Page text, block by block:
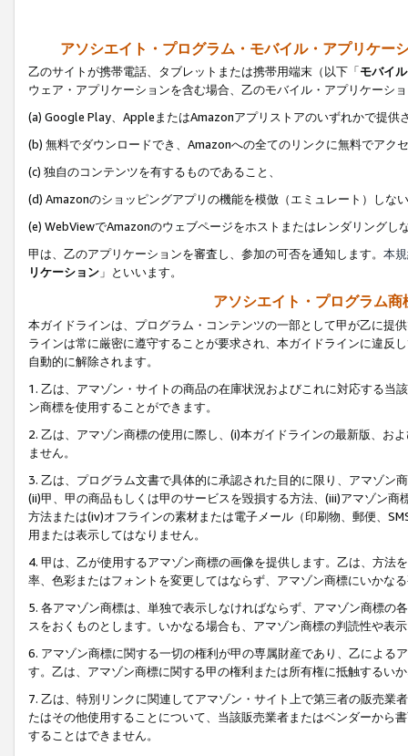
アソシエイト・プログラム・モバイル・アプリケー
乙のサイトが携帯電話、タブレットまたは携帯用端末（以下「モバイ
ウェア・アプリケーションを含む場合、乙のモバイル・アプリケーシ
(a) Google Play、AppleまたはAmazonアプリストアのいずれかで提供
(b) 無料でダウンロードでき、Amazonへの全てのリンクに無料でアク
(c) 独自のコンテンツを有するものであること、
(d) Amazonのショッピングアプリの機能を模倣（エミュレート）しな
(e) WebViewでAmazonのウェブページをホストまたはレンダリングし
甲は、乙のアプリケーションを審査し、参加の可否を通知します。 本
リケーション 」といいます。
アソシエイト・プログラム
本ガイドラインは、プログラム・コンテンツの一部として甲が乙に提
ラインは常に厳密に遵守することが要求され、本ガイドラインに違反
自動的に解除されます。
1. 乙は、アマゾン・サイトの商品の在庫状況およびこれに対応する
ン商標を使用することができます。
2. 乙は、アマゾン商標の使用に際し、(i)本ガイドラインの最新版、お
ません。
3. 乙は、プログラム文書で具体的に承認された目的に限り、アマゾン
(ii)甲、甲の商品もしくは甲のサービスを毀損する方法、(iii)アマゾン
方法または(iv)オフラインの素材または電子メール（印刷物、郵便、
用または表示してはなりません。
4. 甲は、乙が使用するアマゾン商標の画像を提供します。乙は、方
率、色彩またはフォントを変更してはならず、アマゾン商標にいかな
5. 各アマゾン商標は、単独で表示しなければならず、アマゾン商標
スをおくものとします。いかなる場合も、アマゾン商標の判読性や表
6. アマゾン商標に関する一切の権利が甲の専属財産であり、乙による
す。乙は、アマゾン商標に関する甲の権利または所有権に抵触するい
7. 乙は、特別リンクに関連してアマゾン・サイト上で第三者の販売
たはその他使用することについて、当該販売業者またはベンダーから
することはできません。